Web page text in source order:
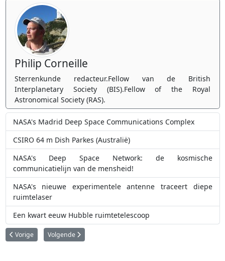
Philip Corneille
Sterrenkunde redacteur.Fellow van de British
Interplanetary Society (BIS).Fellow of the Royal
Astronomical Society (RAS).
NASA's Madrid Deep Space Communications Complex
CSIRO 64 m Dish Parkes (Australië)
NASA's Deep Space Network: de kosmische
communicatielijn van de mensheid!
NASA's nieuwe experimentele antenne traceert diepe
ruimtelaser
Een kwart eeuw Hubble ruimtetelescoop
Vorig artikel: Een potlood aan een touwtje
Vorige Volgende artikel: Wat brengt 2014 ons op vlak van
Volgende